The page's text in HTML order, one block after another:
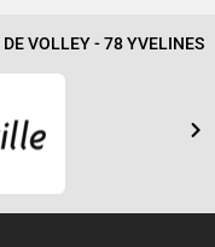
VOLLEY - 78 YVELINES